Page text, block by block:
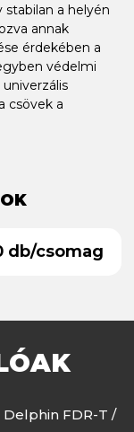
a helyén
annak
érdekében a
védelmi
csövek a
db/csomag
FDR-T /